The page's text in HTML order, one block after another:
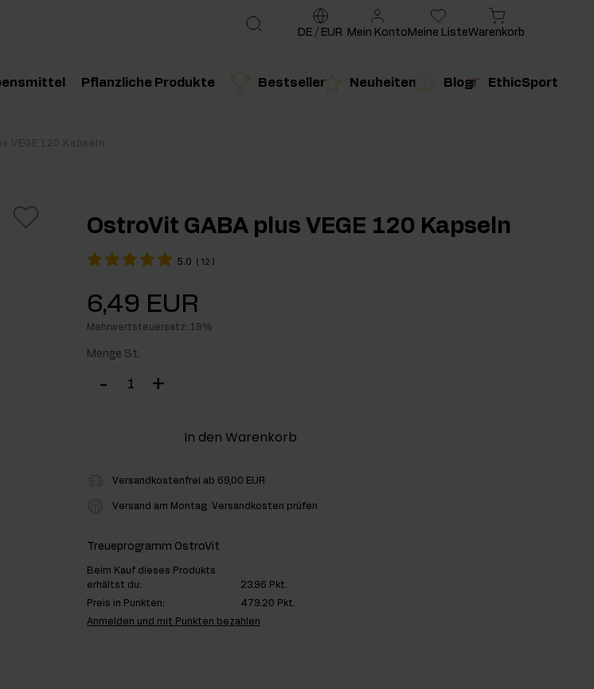
Pflanzliche Produkte Bestseller Neuheiten Blog EthicSport
DE / EUR Mein Konto Meine ListeWarenkorb
VEGE 120 Kapseln
OstroVit GABA plus VEGE 120 Kapseln
5.0 ( 12 )
6,49 EUR
Mehrwertsteuersatz: 19%
Menge St.
- +
In den Warenkorb
Versandkostenfrei ab 69,00 EUR
Versand am Montag Versandkosten prüfen
Treueprogramm OstroVit
Beim Kauf dieses Produkts
erhältst du:
23.96 Pkt.
Preis in Punkten:
479.20 Pkt.
Anmelden und mit Punkten bezahlen